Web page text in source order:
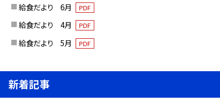
給食だより 6月
PDF
給食だより 4月 PDF
給食だより 5月 PDF
新着記事